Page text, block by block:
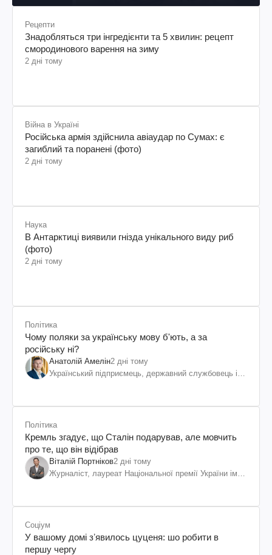
Рецепти
Знадобляться три інгредієнти та 5 хвилин: рецепт
смородинового варення на зиму
2 дні тому
Війна в Україні
Російська армія здійснила авіаудар по Сумах: є
загиблий та поранені (фото)
2 дні тому
Наука
В Антарктиці виявили гнізда унікального виду риб
(фото)
2 дні тому
Політика
Чому поляки за українську мову б'ють, а за
російську ні?
Анатолій Амелін2 дні тому
Український підприємець, державний службовець і
Політика
Кремль згадує, що Сталін подарував, але мовчить
про те, що він відібрав
Віталій Портніков2 дні тому
Журналіст, лауреат Національної премії України ім.
Соціум
У вашому домі зʼявилось цуценя: шо робити в
першу чергу